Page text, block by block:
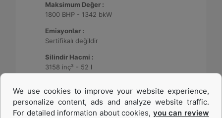
Maksimum Değer :
1800 BHP - 1342 bkW
Emisyonlar :
Sertifikalı değildir
Silindir Hacmi :
3158 inç³ - 52 l
Machine Details Get Offer
We use cookies to improve your website experience,
personalize content, ads and analyze website traffic.
For detailed information about cookies, you can review